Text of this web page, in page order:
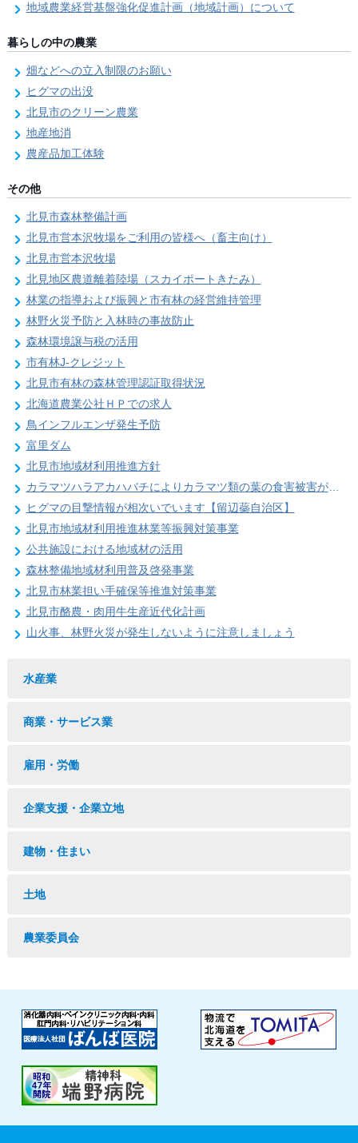
地域農業経営基盤強化促進計画（地域計画）について
暮らしの中の農業
畑などへの立入制限のお願い
ヒグマの出没
北見市のクリーン農業
地産地消
農産品加工体験
その他
北見市森林整備計画
北見市営本沢牧場をご利用の皆様へ（畜主向け）
北見市営本沢牧場
北見地区農道離着陸場（スカイポートきたみ）
林業の指導および振興と市有林の経営維持管理
林野火災予防と入林時の事故防止
森林環境譲与税の活用
市有林J-クレジット
北見市有林の森林管理認証取得状況
北海道農業公社ＨＰでの求人
鳥インフルエンザ発生予防
富里ダム
北見市地域材利用推進方針
カラマツハラアカハバチによりカラマツ類の葉の食害被害が発生することがあります
ヒグマの目撃情報が相次いでいます【留辺蘂自治区】
北見市地域材利用推進林業等振興対策事業
公共施設における地域材の活用
森林整備地域材利用普及啓発事業
北見市林業担い手確保等推進対策事業
北見市酪農・肉用牛生産近代化計画
山火事、林野火災が発生しないように注意しましょう
水産業
商業・サービス業
雇用・労働
企業支援・企業立地
建物・住まい
土地
農業委員会